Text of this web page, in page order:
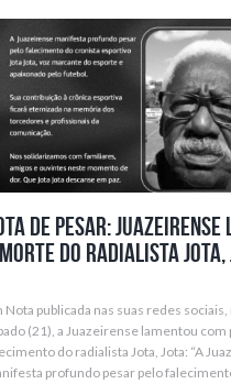
de Pesar:
do radialista Jota,
Nota publicada nas suas redes
(21), a Juazeirense lamentou com
do radialista Jota, Jota: “A
profundo pesar pelo